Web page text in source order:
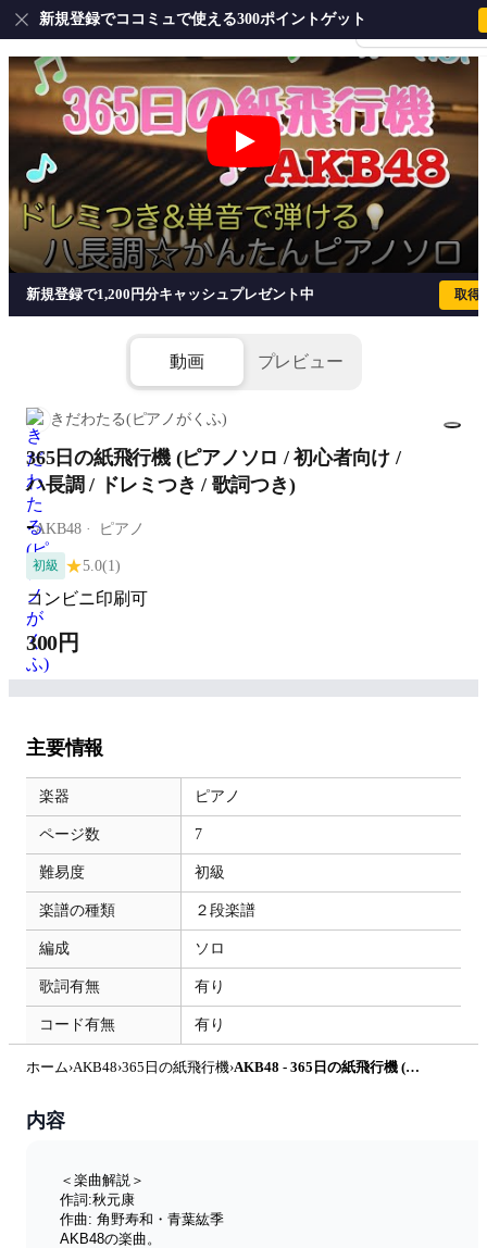
会員登録・ログイ
新規登録でココミュで使える300ポイントゲット
365日の紙飛行機 (ピアノソロ / 初心
新規登録で1,200円分キャッシュプレゼント中 取得
動画 プレビュー
きだわたる(ピアノがくふ)
365日の紙飛行機 (ピアノソロ / 初心者向け /
ハ長調 / ドレミつき / 歌詞つき)
-AKB48 ピアノ
初級 ★5.0(1)
コンビニ印刷可
300円
主要情報
楽器 ピアノ
ページ数 7
難易度 初級
楽譜の種類 ２段楽譜
編成 ソロ
歌詞有無 有り
コード有無 有り
ホーム›AKB48›365日の紙飛行機› AKB48 - 365日の紙飛行機 (ピアノソロ / 初心者向け / ハ長調 / ドレミつき / 歌詞つき) by きだわたる
内容
＜楽曲解説＞
作詞:秋元康
作曲: 角野寿和・青葉紘季
AKB48の楽曲。